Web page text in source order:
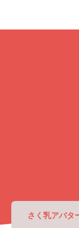
さく乳アバタ